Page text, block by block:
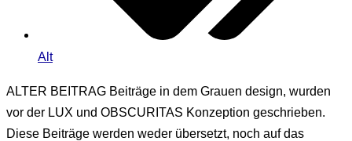
Alt
ALTER BEITRAG Beiträge in dem Grauen design, wurden
vor der LUX und OBSCURITAS Konzeption geschrieben.
Diese Beiträge werden weder übersetzt, noch auf das